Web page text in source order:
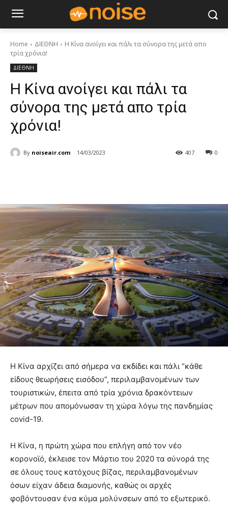
Home ΔΙΕΘΝΗ
Η Κίνα ανοίγει και πάλι τα σύνορα της μετά απο
τρία χρόνια!
ΔΙΕΘΝΗ
Η Κίνα ανοίγει και πάλι τα
σύνορα της μετά απο τρία
χρόνια!
By noiseair.com 14/03/2023 0
407
Η Κίνα αρχίζει από σήμερα να εκδίδει και πάλι “κάθε
είδους θεωρήσεις εισόδου”, περιλαμβανομένων των
τουριστικών, έπειτα από τρία χρόνια δρακόντειων
μέτρων που απομόνωσαν τη χώρα λόγω της πανδημίας
covid-19.
Η Κίνα, η πρώτη χώρα που επλήγη από τον νέο
κορονοϊό, έκλεισε τον Μάρτιο του 2020 τα σύνορά της
σε όλους τους κατόχους βίζας, περιλαμβανομένων
όσων είχαν άδεια διαμονής, καθώς οι αρχές
φοβόντουσαν ένα κύμα μολύνσεων από το εξωτερικό.